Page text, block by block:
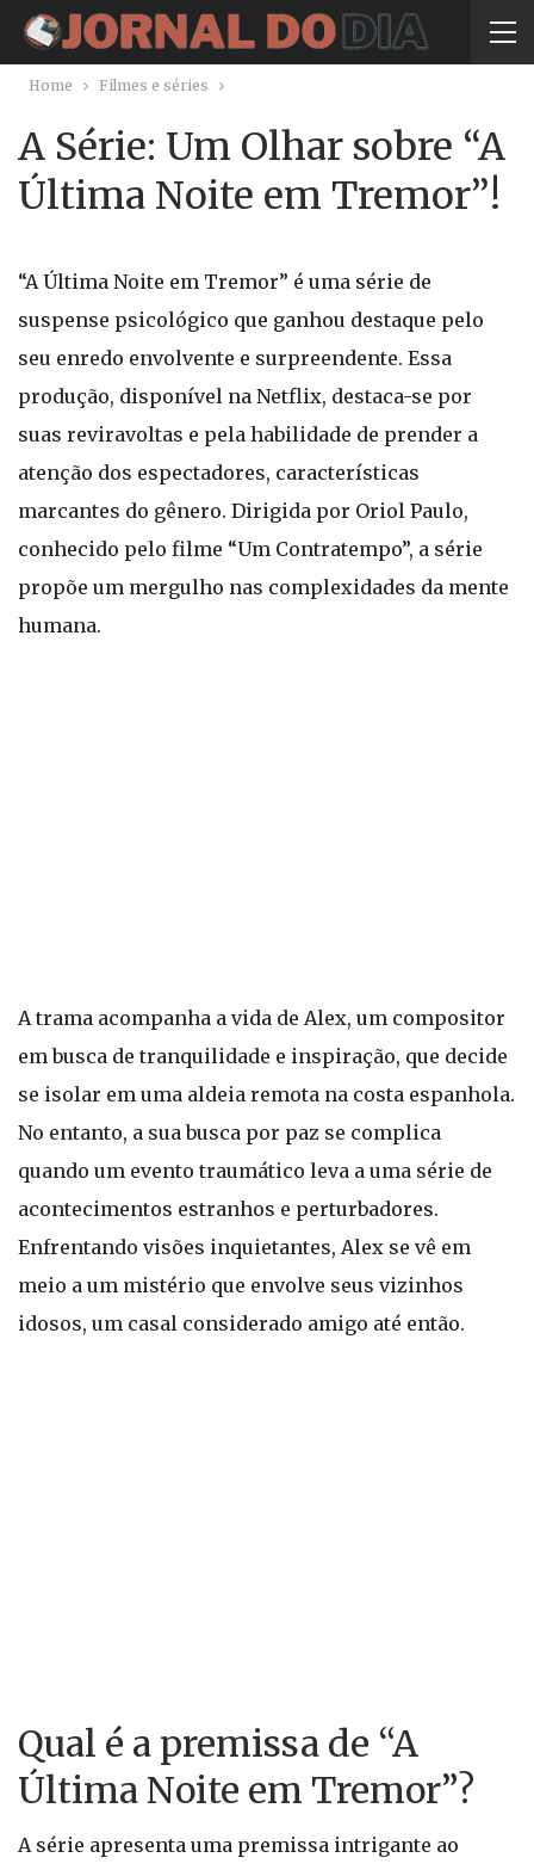
Home Filmes e séries
A Série: Um Olhar sobre “A
Última Noite em Tremor”!
“A Última Noite em Tremor” é uma série de
suspense psicológico que ganhou destaque pelo
seu enredo envolvente e surpreendente. Essa
produção, disponível na Netflix, destaca-se por
suas reviravoltas e pela habilidade de prender a
atenção dos espectadores, características
marcantes do gênero. Dirigida por Oriol Paulo,
conhecido pelo filme “Um Contratempo”, a série
propõe um mergulho nas complexidades da mente
humana.
A trama acompanha a vida de Alex, um compositor
em busca de tranquilidade e inspiração, que decide
se isolar em uma aldeia remota na costa espanhola.
No entanto, a sua busca por paz se complica
quando um evento traumático leva a uma série de
acontecimentos estranhos e perturbadores.
Enfrentando visões inquietantes, Alex se vê em
meio a um mistério que envolve seus vizinhos
idosos, um casal considerado amigo até então.
Qual é a premissa de “A
Última Noite em Tremor”?
A série apresenta uma premissa intrigante ao